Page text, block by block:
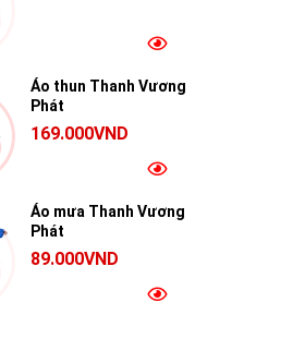
Áo thun Thanh Vương
Phát
169.000VND
Áo mưa Thanh Vương
Phát
89.000VND